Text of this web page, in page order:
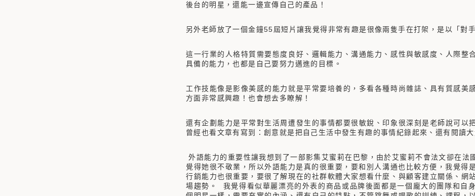
後台的明星，還能一邊宣傳自己的產品！
另外老師放了一個金鐘55屆短片讓我覺得非常有趣是很像兩隻手在打架，是以「對
這一行業的人格特質需要態度良好、邏輯能力、溝通能力、感性與敏感度、人際整
具備的能力，也都是自己要努力邁進的目標。
工作技能像是影像美感的能力就是平常要培養的，多看各種時尚雜誌、具有質感美
方面非常感興趣！也會想去多瞭解！
還有企劃能力是平常對生活周遭發生的事情都要很敏銳、印象很深刻是老師說可以
曾經也看文章有寫到：創意就是把自己生活中發生有趣的事情紀錄起來、還有閱讀大
外語能力的重要性讓我想到了一部影集艾蜜莉在巴黎，由於艾蜜莉不會法文卻在法
覺得她很不敬業，所以外語能力是真的很重要，要和別人溝通也比較方便，我覺
行銷能力也很重要，要很了解現在的社群軟體大家想看什麼、與顧客建立關係、網
場趨勢。 我覺得看似華麗漂亮的外表的商品或品牌後面都是一個龐大的團隊和自